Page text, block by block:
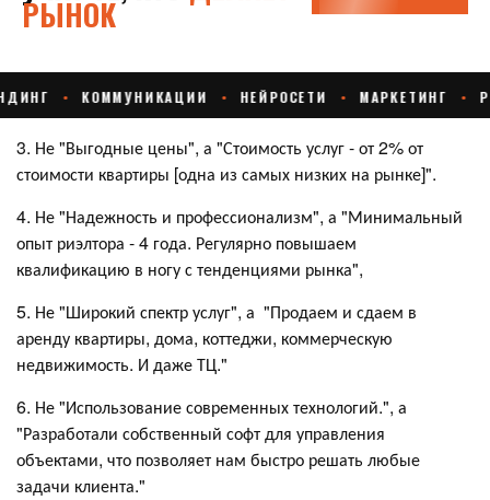
3. Не "Выгодные цены", а "Стоимость услуг - от 2% от
стоимости квартиры [одна из самых низких на рынке]".
4. Не "Надежность и профессионализм", а "Минимальный
опыт риэлтора - 4 года. Регулярно повышаем
квалификацию в ногу с тенденциями рынка",
5. Не "Широкий спектр услуг", а "Продаем и сдаем в
аренду квартиры, дома, коттеджи, коммерческую
недвижимость. И даже ТЦ."
6. Не "Использование современных технологий.", а
"Разработали собственный софт для управления
объектами, что позволяет нам быстро решать любые
задачи клиента."